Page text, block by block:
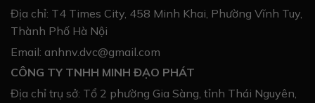
Địa chỉ: T4 Times City, 458 Minh Khai, Phường Vĩnh Tuy,
Thành Phố Hà Nội
Email: anhnv.dvc@gmail.com
CÔNG TY TNHH MINH ĐẠO PHÁT
Địa chỉ trụ sở: Tổ 2 phường Gia Sàng, tỉnh Thái Nguyên,